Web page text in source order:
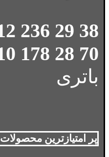
38 29 236 0912
70 28 178 0910
باتری
پر امتیازترین محصولات